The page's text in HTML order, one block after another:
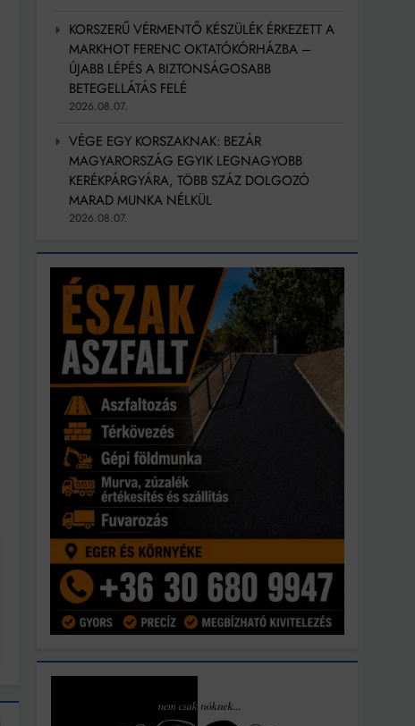
KORSZERŰ VÉRMENTŐ KÉSZÜLÉK ÉRKEZETT A
MARKHOT FERENC OKTATÓKÓRHÁZBA –
ÚJABB LÉPÉS A BIZTONSÁGOSABB
BETEGELLÁTÁS FELÉ
2026.08.07.
VÉGE EGY KORSZAKNAK: BEZÁR
MAGYARORSZÁG EGYIK LEGNAGYOBB
KERÉKPÁRGYÁRA, TÖBB SZÁZ DOLGOZÓ
MARAD MUNKA NÉLKÜL
2026.08.07.